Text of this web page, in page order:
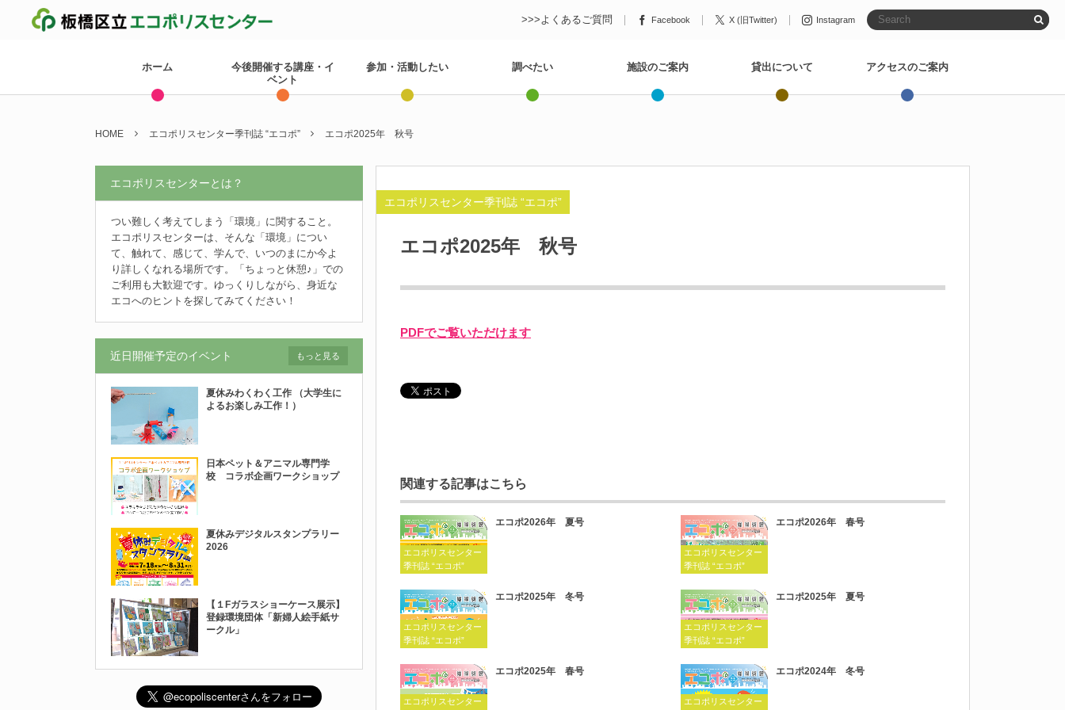
>>>よくあるご質問 Facebook X (旧Twitter) Instagram
ホーム
今後開催する講座・イ
ベント
参加・活動したい 調べたい 施設のご案内 貸出について アクセスのご案内
HOME エコポリスセンター季刊誌 “エコポ” エコポ2025年 秋号
エコポリスセンター季刊誌 “エコポ”
エコポ2025年 秋号
PDFでご覧いただけます
関連する記事はこちら
エコポリスセンター
季刊誌 “エコポ”
エコポ2026年 夏号
エコポリスセンター
季刊誌 “エコポ”
エコポ2026年 春号
エコポリスセンター
季刊誌 “エコポ”
エコポ2025年 冬号
エコポリスセンター
季刊誌 “エコポ”
エコポ2025年 夏号
エコポリスセンター
エコポ2025年 春号
エコポリスセンター
エコポ2024年 冬号
エコポリスセンターとは？
つい難しく考えてしまう「環境」に関すること。
エコポリスセンターは、そんな「環境」につい
て、触れて、感じて、学んで、いつのまにか今よ
り詳しくなれる場所です。「ちょっと休憩♪」での
ご利用も大歓迎です。ゆっくりしながら、身近な
エコへのヒントを探してみてください！
近日開催予定のイベント
夏休みわくわく工作 （大学生に
よるお楽しみ工作！）
日本ペット＆アニマル専門学
校 コラボ企画ワークショップ
夏休みデジタルスタンプラリー
2026
【１Fガラスショーケース展示】
登録環境団体「新婦人絵手紙サ
ークル」
もっと見る